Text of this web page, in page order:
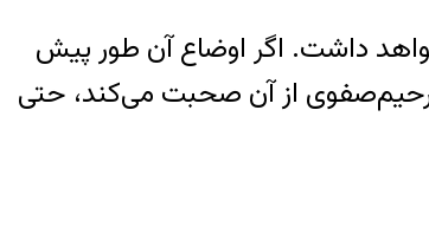
چه وضعیتی خواهد داشت. اگر اوضاع آن طور پیش
رحیم‌صفوی از آن صحبت می‌کند، حتی